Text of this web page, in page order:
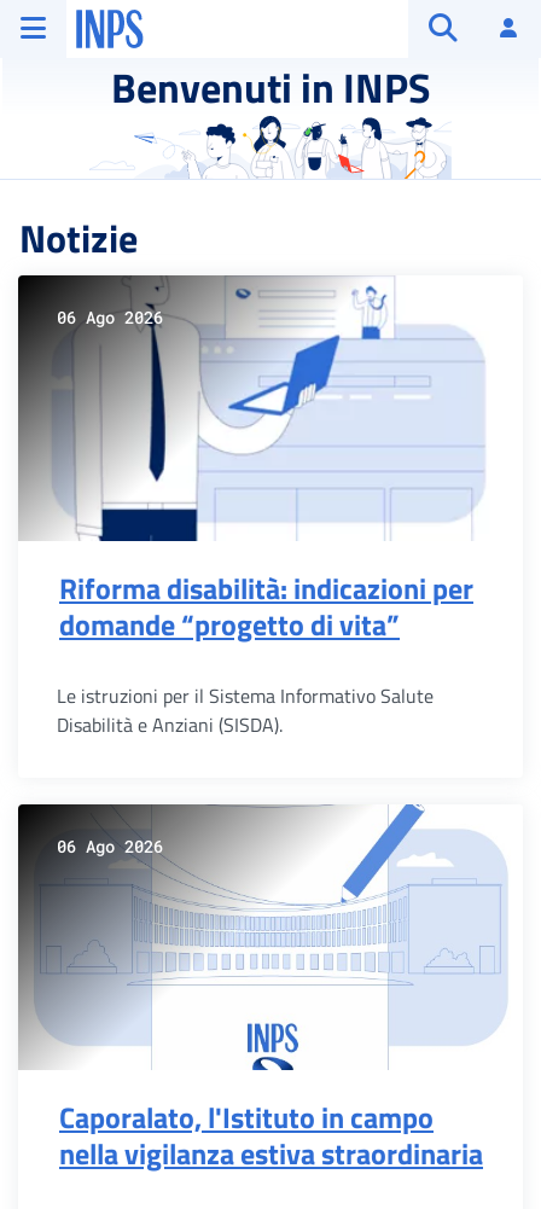
Vai al menu principale
Vai al contenuto principale
Vai al pie' di pagina
INPS ()
Benvenuti in INPS
Notizie
06 Ago 2026
Riforma disabilità: indicazioni per
domande “progetto di vita”
Le istruzioni per il Sistema Informativo Salute
Disabilità e Anziani (SISDA).
06 Ago 2026
Caporalato, l'Istituto in campo
nella vigilanza estiva straordinaria